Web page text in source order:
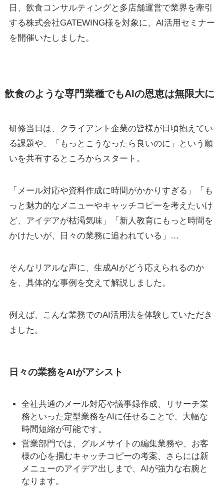
日、飲食コンサルティングと多店舗運営で業界を牽引
する株式会社GATEWING様を対象に、AI活用セミナー
を開催いたしました。
飲食のような専門業種でもAIの恩恵は無限大に
研修当日は、クライアント企業の皆様が日頃抱えてい
る課題や、「もっとこうなったら良いのに」という願
いを共有するところからスタート。
「メール対応や資料作成に時間がかかりすぎる」「も
っと魅力的なメニューやキャッチコピーを考えたいけ
ど、アイデアが枯渇気味」「新人教育にもっと時間を
かけたいが、日々の業務に追われている」…
そんなリアルな声に、生成AIがどう応えられるのか
を、具体的な事例を交えて解説しました。
例えば、こんな業務でのAI活用法を体験していただき
ました。
日々の業務をAIがアシスト
全社共通のメール対応や議事録作成、リサーチ業
務といった定型業務をAIに任せることで、大幅な
時間短縮が可能です。
営業部門では、グルメサイトの編集業務や、お客
様の心を掴むキャッチコピーの考案、さらには新
メニューのアイデア出しまで、AIが強力な右腕と
なります。